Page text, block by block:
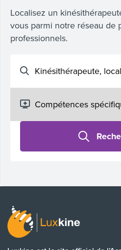
Localisez un
vous parmi notre réseau de
professionnels.